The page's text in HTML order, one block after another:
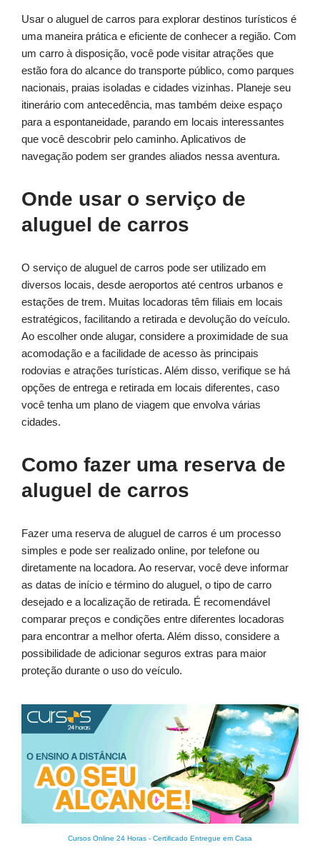
Usar o aluguel de carros para explorar destinos turísticos é
uma maneira prática e eficiente de conhecer a região. Com
um carro à disposição, você pode visitar atrações que
estão fora do alcance do transporte público, como parques
nacionais, praias isoladas e cidades vizinhas. Planeje seu
itinerário com antecedência, mas também deixe espaço
para a espontaneidade, parando em locais interessantes
que você descobrir pelo caminho. Aplicativos de
navegação podem ser grandes aliados nessa aventura.
Onde usar o serviço de
aluguel de carros
O serviço de aluguel de carros pode ser utilizado em
diversos locais, desde aeroportos até centros urbanos e
estações de trem. Muitas locadoras têm filiais em locais
estratégicos, facilitando a retirada e devolução do veículo.
Ao escolher onde alugar, considere a proximidade de sua
acomodação e a facilidade de acesso às principais
rodovias e atrações turísticas. Além disso, verifique se há
opções de entrega e retirada em locais diferentes, caso
você tenha um plano de viagem que envolva várias
cidades.
Como fazer uma reserva de
aluguel de carros
Fazer uma reserva de aluguel de carros é um processo
simples e pode ser realizado online, por telefone ou
diretamente na locadora. Ao reservar, você deve informar
as datas de início e término do aluguel, o tipo de carro
desejado e a localização de retirada. É recomendável
comparar preços e condições entre diferentes locadoras
para encontrar a melhor oferta. Além disso, considere a
possibilidade de adicionar seguros extras para maior
proteção durante o uso do veículo.
Cursos Online 24 Horas - Certificado Entregue em Casa